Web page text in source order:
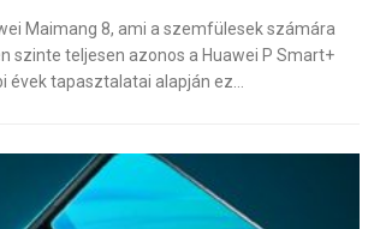
Maimang 8, ami a szemfülesek számára
szinte teljesen azonos a Huawei P Smart+
évek tapasztalatai alapján ez…